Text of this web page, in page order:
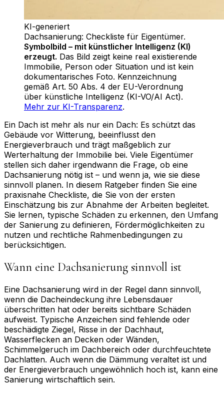
KI-generiert
Dachsanierung: Checkliste für Eigentümer.
Symbolbild – mit künstlicher Intelligenz (KI)
erzeugt. Das Bild zeigt keine real existierende
Immobilie, Person oder Situation und ist kein
dokumentarisches Foto. Kennzeichnung
gemäß Art. 50 Abs. 4 der EU-Verordnung
über künstliche Intelligenz (KI-VO/AI Act).
Mehr zur KI-Transparenz.
Ein Dach ist mehr als nur ein Dach: Es schützt das
Gebäude vor Witterung, beeinflusst den
Energieverbrauch und trägt maßgeblich zur
Werterhaltung der Immobilie bei. Viele Eigentümer
stellen sich daher irgendwann die Frage, ob eine
Dachsanierung nötig ist – und wenn ja, wie sie diese
sinnvoll planen. In diesem Ratgeber finden Sie eine
praxisnahe Checkliste, die Sie von der ersten
Einschätzung bis zur Abnahme der Arbeiten begleitet.
Sie lernen, typische Schäden zu erkennen, den Umfang
der Sanierung zu definieren, Fördermöglichkeiten zu
nutzen und rechtliche Rahmenbedingungen zu
berücksichtigen.
Wann eine Dachsanierung sinnvoll ist
Eine Dachsanierung wird in der Regel dann sinnvoll,
wenn die Dacheindeckung ihre Lebensdauer
überschritten hat oder bereits sichtbare Schäden
aufweist. Typische Anzeichen sind fehlende oder
beschädigte Ziegel, Risse in der Dachhaut,
Wasserflecken an Decken oder Wänden,
Schimmelgeruch im Dachbereich oder durchfeuchtete
Dachlatten. Auch wenn die Dämmung veraltet ist und
der Energieverbrauch ungewöhnlich hoch ist, kann eine
Sanierung wirtschaftlich sein.